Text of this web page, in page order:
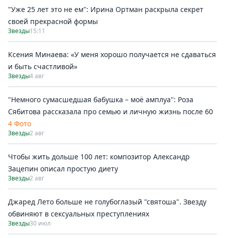
"Уже 25 лет это не ем": Ирина Ортман раскрыла секрет
своей прекрасной формы
Звезды15:11
Ксения Минаева: «У меня хорошо получается не сдаваться
и быть счастливой»
Звезды4 авг
"Немного сумасшедшая бабушка – моё амплуа": Роза
Сябитова рассказала про семью и личную жизнь после 60
4 Фото
Звезды2 авг
Чтобы жить дольше 100 лет: композитор Александр
Зацепин описал простую диету
Звезды2 авг
Джаред Лето больше не голубоглазый "святоша". Звезду
обвиняют в сексуальных преступлениях
Звезды30 июл